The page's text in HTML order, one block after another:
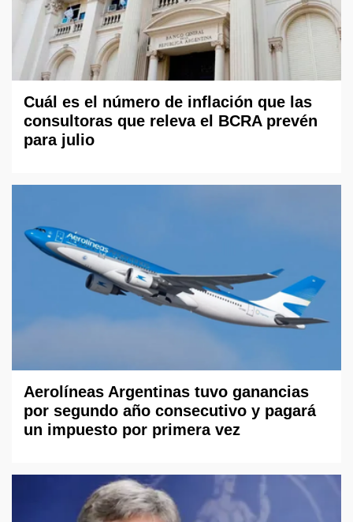
Cuál es el número de inflación que las
consultoras que releva el BCRA prevén
para julio
Aerolíneas Argentinas tuvo ganancias
por segundo año consecutivo y pagará
un impuesto por primera vez